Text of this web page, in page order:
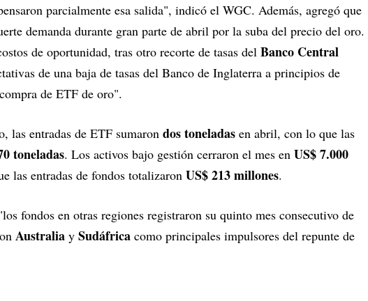
parcialmente esa salida", indicó el WGC. Además, agregó que
demanda durante gran parte de abril por la suba del precio del oro.
de oportunidad, tras otro recorte de tasas del Banco Central
de una baja de tasas del Banco de Inglaterra a principios de
de ETF de oro".
las entradas de ETF sumaron dos toneladas en abril, con lo que las
toneladas. Los activos bajo gestión cerraron el mes en US$ 7.000
las entradas de fondos totalizaron US$ 213 millones.
fondos en otras regiones registraron su quinto mes consecutivo de
Australia y Sudáfrica como principales impulsores del repunte de